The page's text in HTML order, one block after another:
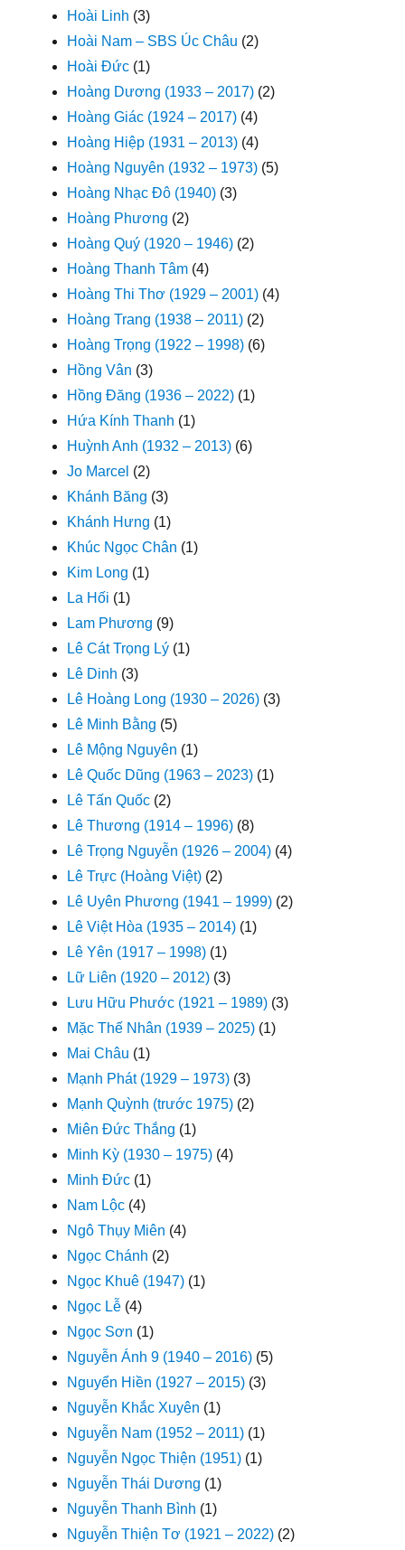
Hoài Linh (3)
Hoài Nam – SBS Úc Châu (2)
Hoài Đức (1)
Hoàng Dương (1933 – 2017) (2)
Hoàng Giác (1924 – 2017) (4)
Hoàng Hiệp (1931 – 2013) (4)
Hoàng Nguyên (1932 – 1973) (5)
Hoàng Nhạc Đô (1940) (3)
Hoàng Phương (2)
Hoàng Quý (1920 – 1946) (2)
Hoàng Thanh Tâm (4)
Hoàng Thi Thơ (1929 – 2001) (4)
Hoàng Trang (1938 – 2011) (2)
Hoàng Trọng (1922 – 1998) (6)
Hồng Vân (3)
Hồng Đăng (1936 – 2022) (1)
Hứa Kính Thanh (1)
Huỳnh Anh (1932 – 2013) (6)
Jo Marcel (2)
Khánh Băng (3)
Khánh Hưng (1)
Khúc Ngọc Chân (1)
Kim Long (1)
La Hối (1)
Lam Phương (9)
Lê Cát Trọng Lý (1)
Lê Dinh (3)
Lê Hoàng Long (1930 – 2026) (3)
Lê Minh Bằng (5)
Lê Mộng Nguyên (1)
Lê Quốc Dũng (1963 – 2023) (1)
Lê Tấn Quốc (2)
Lê Thương (1914 – 1996) (8)
Lê Trọng Nguyễn (1926 – 2004) (4)
Lê Trực (Hoàng Việt) (2)
Lê Uyên Phương (1941 – 1999) (2)
Lê Việt Hòa (1935 – 2014) (1)
Lê Yên (1917 – 1998) (1)
Lữ Liên (1920 – 2012) (3)
Lưu Hữu Phước (1921 – 1989) (3)
Mặc Thế Nhân (1939 – 2025) (1)
Mai Châu (1)
Mạnh Phát (1929 – 1973) (3)
Mạnh Quỳnh (trước 1975) (2)
Miên Đức Thắng (1)
Minh Kỳ (1930 – 1975) (4)
Minh Đức (1)
Nam Lộc (4)
Ngô Thụy Miên (4)
Ngọc Chánh (2)
Ngọc Khuê (1947) (1)
Ngọc Lễ (4)
Ngọc Sơn (1)
Nguyễn Ánh 9 (1940 – 2016) (5)
Nguyển Hiền (1927 – 2015) (3)
Nguyễn Khắc Xuyên (1)
Nguyễn Nam (1952 – 2011) (1)
Nguyễn Ngọc Thiện (1951) (1)
Nguyễn Thái Dương (1)
Nguyễn Thanh Bình (1)
Nguyễn Thiện Tơ (1921 – 2022) (2)